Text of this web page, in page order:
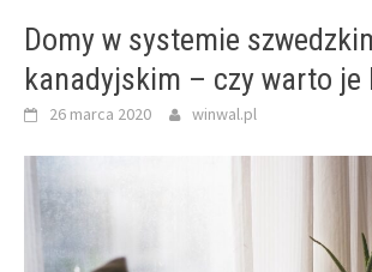
Domy w systemie
kanadyjskim – czy warto je
26 marca 2020 winwal.pl